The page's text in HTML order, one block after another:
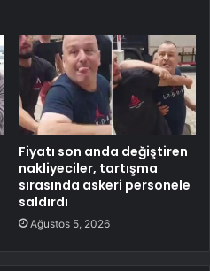
Fiyatı son anda değiştiren
nakliyeciler, tartışma
sırasında askeri personele
saldırdı
Ağustos 5, 2026